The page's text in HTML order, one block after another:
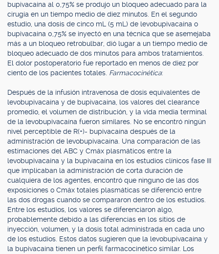
bupivacaína al 0,75% se produjo un bloqueo adecuado para la
cirugía en un tiempo medio de diez minutos. En el segundo
estudio, una dosis de cinco mL (5 mL) de levobupivacaína o
bupivacaína 0,75% se inyectó en una técnica que se asemejaba
más a un bloqueo retrobulbar, dió lugar a un tiempo medio de
bloqueo adecuado de dos minutos para ambos tratamientos.
El dolor postoperatorio fue reportado en menos de diez por
ciento de los pacientes totales. Farmacocinética:
Después de la infusión intravenosa de dosis equivalentes de
levobupivacaína y de bupivacaína, los valores del clearance
promedio, el volumen de distribución, y la vida media terminal
de la levobupivacaína fueron similares. No se encontró ningún
nivel perceptible de R(+)- bupivacaína después de la
administración de levobupivacaína. Una comparación de las
estimaciones del ABC y Cmáx plasmáticos entre la
levobupivacaína y la bupivacaína en los estudios clínicos fase III
que implicaban la administración de corta duración de
cualquiera de los agentes, encontró que ninguno de las dos
exposiciones o Cmáx totales plasmáticas se diferenció entre
las dos drogas cuando se compararon dentro de los estudios.
Entre los estudios, los valores se diferenciaron algo,
probablemente debido a las diferencias en los sitios de
inyección, volumen, y la dosis total administrada en cada uno
de los estudios. Estos datos sugieren que la levobupivacaína y
la bupivacaína tienen un perfil farmacocinético similar. Los